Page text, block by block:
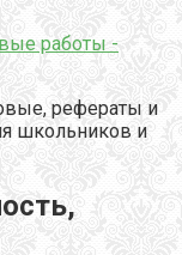
работы -
рефераты и
школьников и